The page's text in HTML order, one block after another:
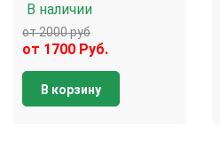
В наличии
от 2000 руб
от 1700 Руб.
В корзину